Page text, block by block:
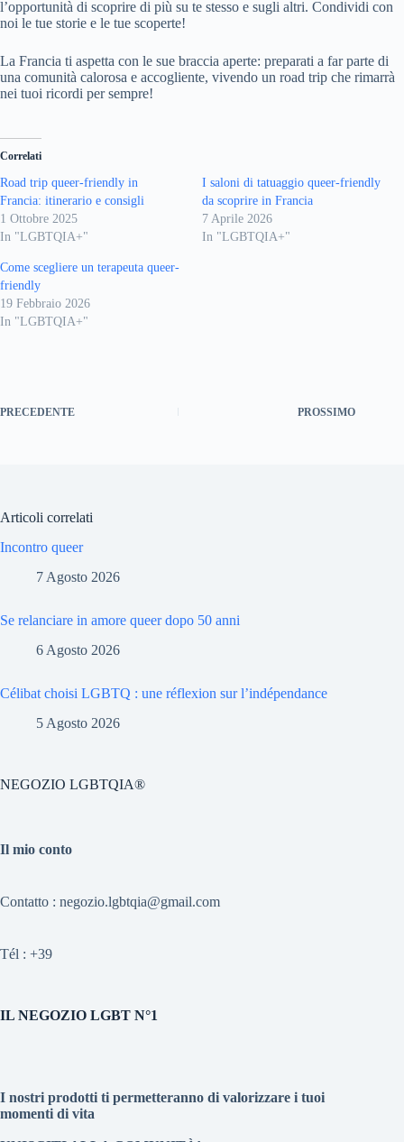
l’opportunità di scoprire di più su te stesso e sugli altri. Condividi con
noi le tue storie e le tue scoperte!
La Francia ti aspetta con le sue braccia aperte: preparati a far parte di
una comunità calorosa e accogliente, vivendo un road trip che rimarrà
nei tuoi ricordi per sempre!
Correlati
Road trip queer-friendly in
Francia: itinerario e consigli
1 Ottobre 2025
In "LGBTQIA+"
I saloni di tatuaggio queer-friendly
da scoprire in Francia
7 Aprile 2026
In "LGBTQIA+"
Come scegliere un terapeuta queer-
friendly
19 Febbraio 2026
In "LGBTQIA+"
PRECEDENTE PROSSIMO
Articoli correlati
Incontro queer
7 Agosto 2026
Se relanciare in amore queer dopo 50 anni
6 Agosto 2026
Célibat choisi LGBTQ : une réflexion sur l’indépendance
5 Agosto 2026
NEGOZIO LGBTQIA®
Il mio conto
Contatto : negozio.lgbtqia@gmail.com
Tél : +39
IL NEGOZIO LGBT N°1
I nostri prodotti ti permetteranno di valorizzare i tuoi
momenti di vita